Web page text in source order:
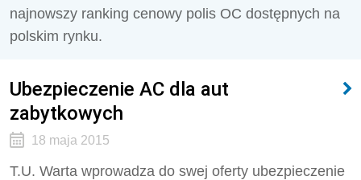
najnowszy ranking cenowy polis OC dostępnych na
polskim rynku.
Ubezpieczenie AC dla aut
zabytkowych
18 maja 2015
T.U. Warta wprowadza do swej oferty ubezpieczenie